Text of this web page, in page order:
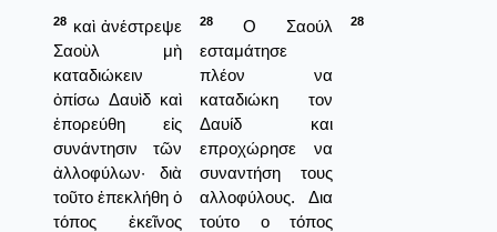
28 καὶ ἀνέστρεψε
Σαοὺλ μὴ
καταδιώκειν
ὀπίσω Δαυὶδ καὶ
ἐπορεύθη εἰς
συνάντησιν τῶν
ἀλλοφύλων· διὰ
τοῦτο ἐπεκλήθη ὁ
τόπος ἐκεῖνος
28
Ο Σαούλ
εσταμάτησε
πλέον να
καταδιώκη τον
Δαυίδ και
επροχώρησε να
συναντήση τους
αλλοφύλους. Δια
τούτο ο τόπος
28